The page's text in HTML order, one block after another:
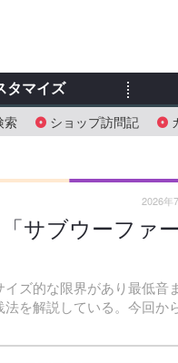
索 ショップ訪問記
タマイズ
サブウーファー
ズ的な限界があり最低音
を解説している。今回か
2026年